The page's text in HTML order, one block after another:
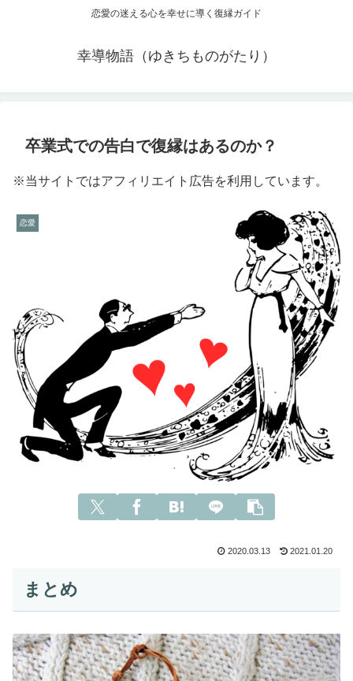
恋愛の迷える心を幸せに導く復縁ガイド
幸導物語（ゆきちものがたり）
卒業式での告白で復縁はあるのか？
※当サイトではアフィリエイト広告を利用しています。
恋愛
2020.03.13 2021.01.20
まとめ